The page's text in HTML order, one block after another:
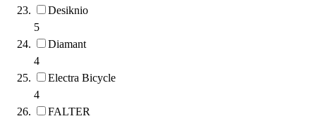
Desiknio
5
Diamant
4
Electra Bicycle
4
FALTER